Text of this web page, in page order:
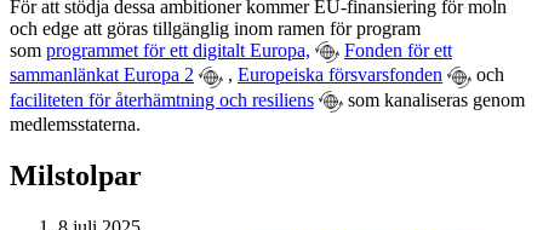
För att stödja dessa ambitioner kommer EU-finansiering för moln
och edge att göras tillgänglig inom ramen för program
som programmet för ett digitalt Europa,
Fonden för ett
sammanlänkat Europa 2
, Europeiska försvarsfonden
och
faciliteten för återhämtning och resiliens
som kanaliseras genom
medlemsstaterna.
Milstolpar